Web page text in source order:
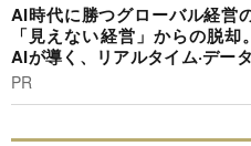
AI時代に勝つグローバル経営
「見えない経営」からの脱
AIが導く、リアルタイム·デー
PR